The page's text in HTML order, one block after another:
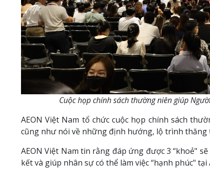
Cuộc họp chính sách thường niên giúp
AEON Việt Nam tổ chức cuộc họp chính sách
cũng như nói về những định hướng, lộ trình thăng
AEON Việt Nam tin rằng đáp ứng được 3 “khoẻ"
kết và giúp nhân sự có thể làm việc “hạnh phúc" tại